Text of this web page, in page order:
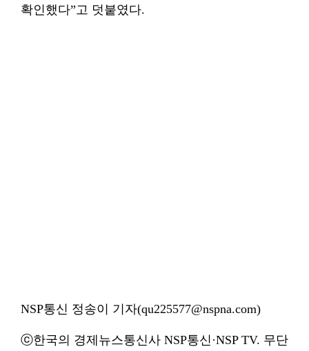
확인했다”고 덧붙였다.
NSP통신 정송이 기자(qu225577@nspna.com)
ⓒ한국의 경제뉴스통신사 NSP통신·NSP TV. 무단